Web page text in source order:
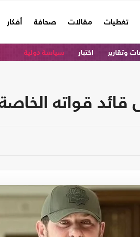
تغطيات مقالات صحافة أفكار
وتقارير اختبار سياسة دولية
قواته